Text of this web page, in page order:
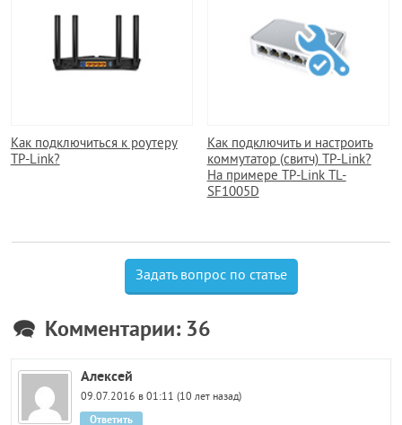
Как подключиться к роутеру
TP-Link?
Как подключить и настроить
коммутатор (свитч) TP-Link?
На примере TP-Link TL-
SF1005D
Задать вопрос по статье
Комментарии: 36
Алексей
09.07.2016 в 01:11 (10 лет назад)
Ответить